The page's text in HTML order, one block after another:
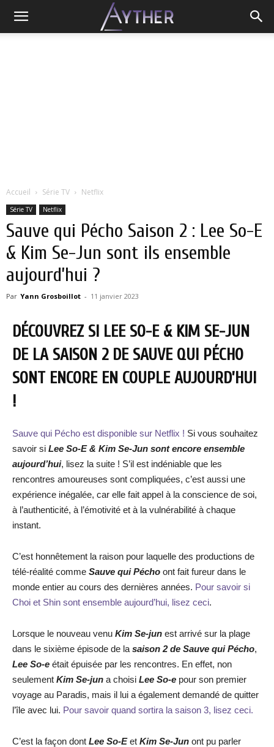
Accueil Série TV Netflix
Série TV Netflix
Sauve qui Pécho Saison 2 : Lee So-E
& Kim Se-Jun sont ils ensemble
aujourd’hui ?
Par Yann Grosboillot - 11 janvier 2023
DÉCOUVREZ SI LEE SO-E & KIM SE-JUN
DE LA SAISON 2 DE SAUVE QUI PÉCHO
SONT ENCORE EN COUPLE AUJOURD’HUI
!
Sauve qui Pécho est disponible sur Netflix ! Si vous souhaitez
savoir si Lee So-E & Kim Se-Jun sont encore ensemble
aujourd’hui, lisez la suite ! S’il est indéniable que les
rencontres amoureuses sont compliquées, c’est aussi une
expérience inégalée, car elle fait appel à la conscience de soi,
à l’authenticité, à l’émotivité et à la vulnérabilité à chaque
instant.
C’est honnêtement la raison pour laquelle des productions de
télé-réalité comme Sauve qui Pécho ont fait fureur dans le
monde entier au cours des dernières années. Pour savoir si
Choi et Shin sont ensemble aujourd’hui, lisez ceci.
Lorsque le nouveau venu Kim Se-jun est arrivé sur la plage
dans le sixième épisode de la saison 2 de Sauve qui Pécho,
Lee So-e était épuisée par les rencontres. En effet, non
seulement Kim Se-jun a choisi Lee So-e pour son premier
voyage au Paradis, mais il lui a également demandé de quitter
l’île avec lui. Pour savoir quand sortira la saison 3, lisez ceci.
C’est la façon dont Lee So-Eet Kim Se-Jun ont pu parler